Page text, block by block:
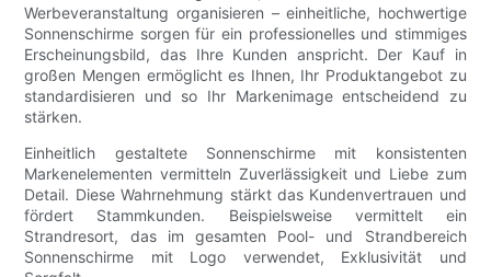
Werbeveranstaltung organisieren – einheitliche, hochwertige
Sonnenschirme sorgen für ein professionelles und stimmiges
Erscheinungsbild, das Ihre Kunden anspricht. Der Kauf in
großen Mengen ermöglicht es Ihnen, Ihr Produktangebot zu
standardisieren und so Ihr Markenimage entscheidend zu
stärken.
Einheitlich gestaltete Sonnenschirme mit konsistenten
Markenelementen vermitteln Zuverlässigkeit und Liebe zum
Detail. Diese Wahrnehmung stärkt das Kundenvertrauen und
fördert Stammkunden. Beispielsweise vermittelt ein
Strandresort, das im gesamten Pool- und Strandbereich
Sonnenschirme mit Logo verwendet, Exklusivität und